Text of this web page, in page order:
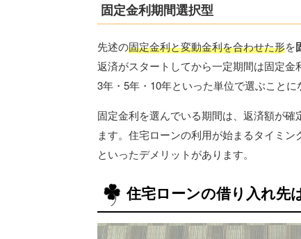
固定金利期間選択型
先述の固定金利と変動金利を合わせた形を
返済がスタートしてから一定期間は固定
3年・5年・10年といった単位で選ぶことに
固定金利を選んでいる期間は、返済額が確
ます。住宅ローンの利用が始まるタイミ
といったデメリットがあります。
住宅ローンの借り入れ先